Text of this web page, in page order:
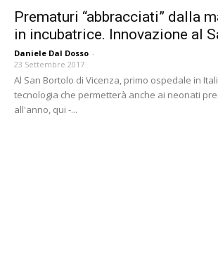
Prematuri “abbracciati” dalla
in incubatrice. Innovazione al
Daniele Dal Dosso -
23 Settembre 2017
Al San Bortolo di Vicenza, primo ospedale in
tecnologia che permetterà anche ai neonati
all'anno, qui -...